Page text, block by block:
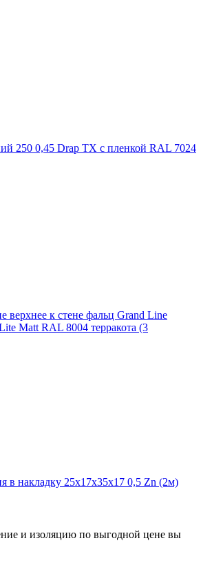
250 0,45 Drap TX с пленкой RAL 7024
верхнее к стене фальц Grand Line
Matt RAL 8004 терракота (3
в накладку 25х17х35х17 0,5 Zn (2м)
и изоляцию по выгодной цене вы